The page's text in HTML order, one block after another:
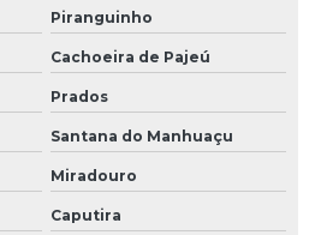
Piranguinho
Cachoeira de Pajeú
Prados
Santana do Manhuaçu
Miradouro
Caputira